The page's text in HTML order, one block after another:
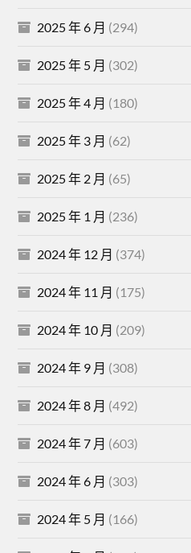
2025 年 6 月 (294)
2025 年 5 月 (302)
2025 年 4 月 (180)
2025 年 3 月 (62)
2025 年 2 月 (65)
2025 年 1 月 (236)
2024 年 12 月 (374)
2024 年 11 月 (175)
2024 年 10 月 (209)
2024 年 9 月 (308)
2024 年 8 月 (492)
2024 年 7 月 (603)
2024 年 6 月 (303)
2024 年 5 月 (166)